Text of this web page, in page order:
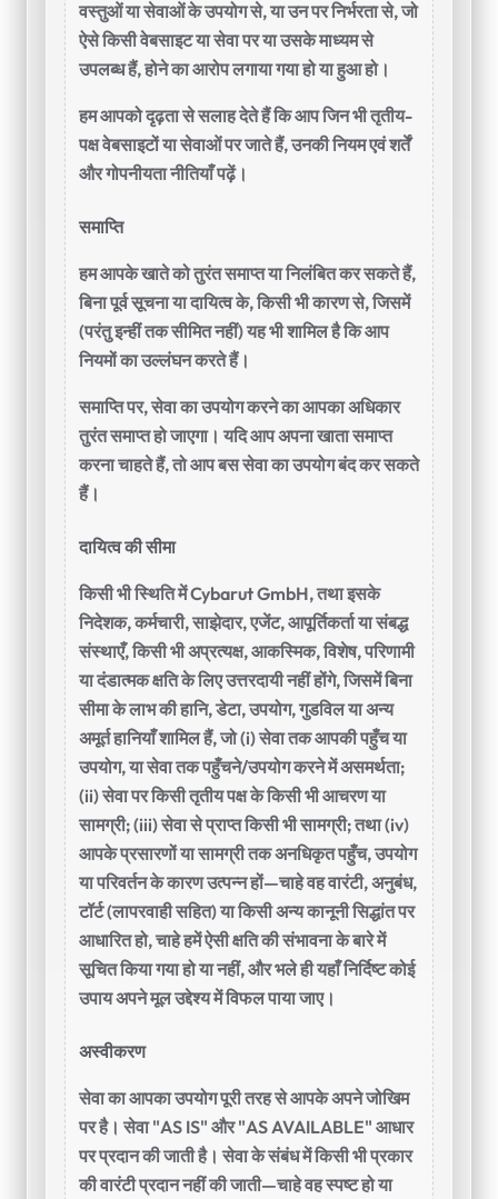
वस्तुओं या सेवाओं के उपयोग से, या उन पर निर्भरता से, जो
ऐसे किसी वेबसाइट या सेवा पर या उसके माध्यम से
उपलब्ध हैं, होने का आरोप लगाया गया हो या हुआ हो।
हम आपको दृढ़ता से सलाह देते हैं कि आप जिन भी तृतीय-
पक्ष वेबसाइटों या सेवाओं पर जाते हैं, उनकी नियम एवं शर्तें
और गोपनीयता नीतियाँ पढ़ें।
समाप्ति
हम आपके खाते को तुरंत समाप्त या निलंबित कर सकते हैं,
बिना पूर्व सूचना या दायित्व के, किसी भी कारण से, जिसमें
(परंतु इन्हीं तक सीमित नहीं) यह भी शामिल है कि आप
नियमों का उल्लंघन करते हैं।
समाप्ति पर, सेवा का उपयोग करने का आपका अधिकार
तुरंत समाप्त हो जाएगा। यदि आप अपना खाता समाप्त
करना चाहते हैं, तो आप बस सेवा का उपयोग बंद कर सकते
हैं।
दायित्व की सीमा
किसी भी स्थिति में Cybarut GmbH, तथा इसके
निदेशक, कर्मचारी, साझेदार, एजेंट, आपूर्तिकर्ता या संबद्ध
संस्थाएँ, किसी भी अप्रत्यक्ष, आकस्मिक, विशेष, परिणामी
या दंडात्मक क्षति के लिए उत्तरदायी नहीं होंगे, जिसमें बिना
सीमा के लाभ की हानि, डेटा, उपयोग, गुडविल या अन्य
अमूर्त हानियाँ शामिल हैं, जो (i) सेवा तक आपकी पहुँच या
उपयोग, या सेवा तक पहुँचने/उपयोग करने में असमर्थता;
(ii) सेवा पर किसी तृतीय पक्ष के किसी भी आचरण या
सामग्री; (iii) सेवा से प्राप्त किसी भी सामग्री; तथा (iv)
आपके प्रसारणों या सामग्री तक अनधिकृत पहुँच, उपयोग
या परिवर्तन के कारण उत्पन्न हों—चाहे वह वारंटी, अनुबंध,
टॉर्ट (लापरवाही सहित) या किसी अन्य कानूनी सिद्धांत पर
आधारित हो, चाहे हमें ऐसी क्षति की संभावना के बारे में
सूचित किया गया हो या नहीं, और भले ही यहाँ निर्दिष्ट कोई
उपाय अपने मूल उद्देश्य में विफल पाया जाए।
अस्वीकरण
सेवा का आपका उपयोग पूरी तरह से आपके अपने जोखिम
पर है। सेवा "AS IS" और "AS AVAILABLE" आधार
पर प्रदान की जाती है। सेवा के संबंध में किसी भी प्रकार
की वारंटी प्रदान नहीं की जाती—चाहे वह स्पष्ट हो या